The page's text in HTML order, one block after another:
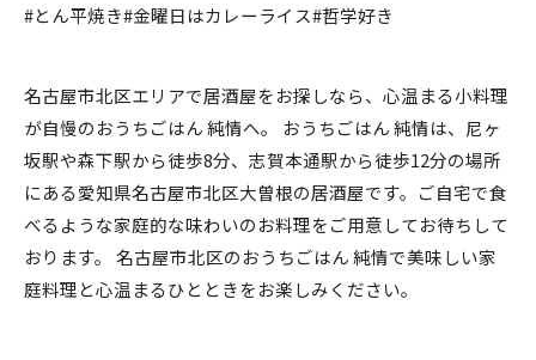
#とん平焼き#金曜日はカレーライス#哲学好き
名古屋市北区エリアで居酒屋をお探しなら、心温まる小料理
が自慢のおうちごはん 純情へ。 おうちごはん 純情は、尼ヶ
坂駅や森下駅から徒歩8分、志賀本通駅から徒歩12分の場所
にある愛知県名古屋市北区大曽根の居酒屋です。ご自宅で食
べるような家庭的な味わいのお料理をご用意してお待ちして
おります。 名古屋市北区のおうちごはん 純情で美味しい家
庭料理と心温まるひとときをお楽しみください。